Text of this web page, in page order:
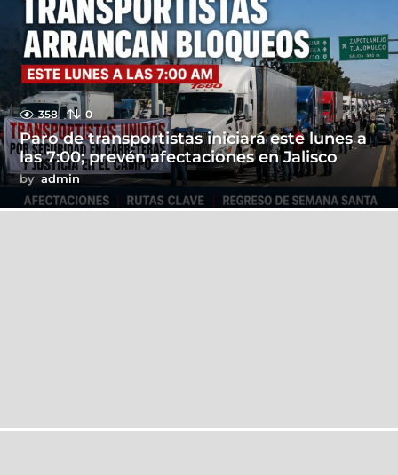
358 0
Paro de transportistas iniciará este lunes a
las 7:00; prevén afectaciones en Jalisco
by admin